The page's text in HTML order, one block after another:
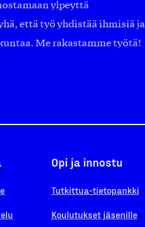
ylpeyttä
että työ yhdistää ihmisiä ja
Me rakastamme työtä!
Opi ja innostu
Tutkittua-tietopankki
Koulutukset jäsenille